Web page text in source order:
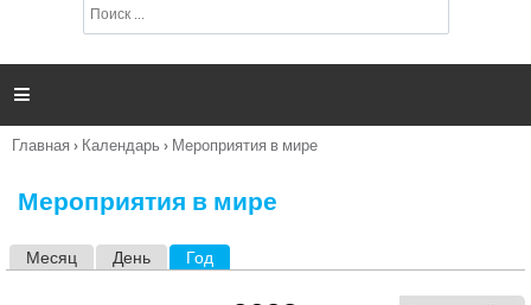
п
и

Вы
Главная › Календарь › Мероприятия в мире
Мероприятия в мире
Месяц День Год